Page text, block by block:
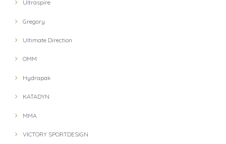
Ultraspire
Gregory
Ultimate Direction
OMM
Hydrapak
KATADYN
MMA
VICTORY SPORTDESIGN